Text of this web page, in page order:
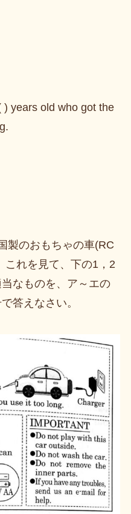
years old who got the
のおもちゃの車(RC
これを見て、下の1，2
なものを、ア～エの
答えなさい。